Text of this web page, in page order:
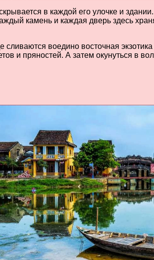
в каждой его улочке и
камень и каждая дверь здесь
сливаются воедино восточная
и пряностей. А затем окунуться в